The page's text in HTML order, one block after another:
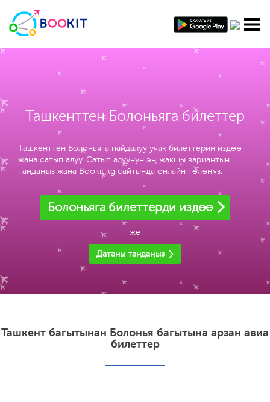
Ташкенттен Болоньяга билеттер
Ташкенттен Болоньяга пайдалуу учак билеттерин издөө
жана сатып алуу. Сатып алуунун эң жакшы вариантын
тандаңыз жана Bookit.kg сайтында онлайн төлөңүз.
Болоньяга билеттерди издөө
же
Датаны тандаңыз
Ташкент багытынан Болонья багытына арзан авиа
билеттер